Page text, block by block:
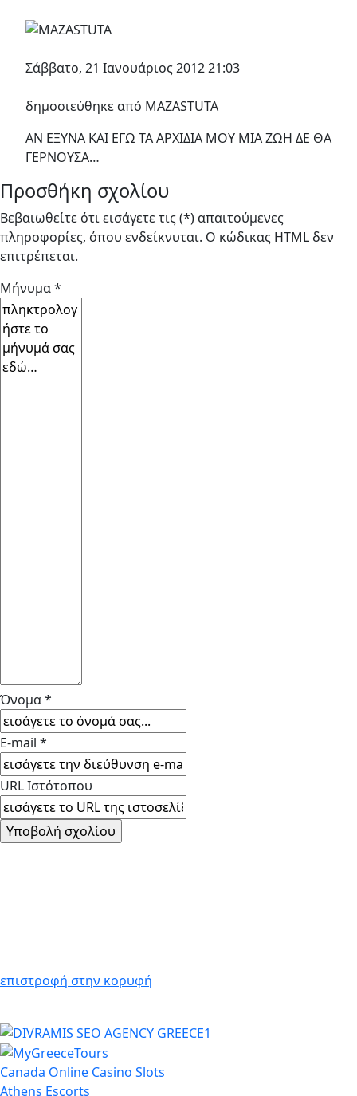
Σάββατο, 21 Ιανουάριος 2012 21:03
δημοσιεύθηκε από ΜΑΖΑSTUTA
AN EΞΥΝΑ ΚΑΙ ΕΓΩ ΤΑ ΑΡΧΙΔΙΑ ΜΟΥ ΜΙΑ ΖΩΗ ΔΕ ΘΑ
ΓΕΡΝΟΥΣΑ…
Προσθήκη σχολίου
Βεβαιωθείτε ότι εισάγετε τις (*) απαιτούμενες
πληροφορίες, όπου ενδείκνυται. Ο κώδικας HTML δεν
επιτρέπεται.
Μήνυμα *
Όνομα *
E-mail *
URL Ιστότοπου
επιστροφή στην κορυφή
Canada Online Casino Slots
Athens Escorts